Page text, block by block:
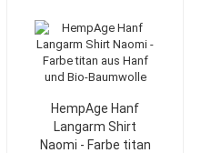
HempAge Hanf
Langarm Shirt
Naomi - Farbe titan